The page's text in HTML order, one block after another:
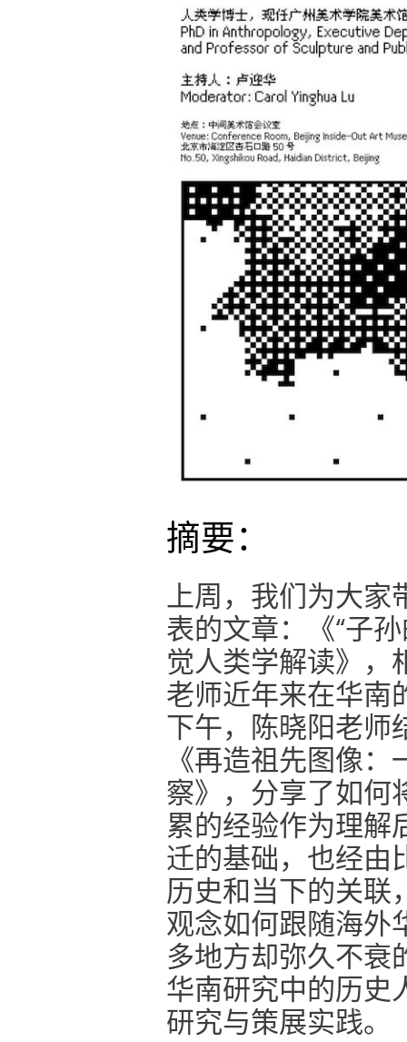
摘要：
上周，我们为大家
表的文章：《“子
觉人类学解读》，
老师近年来在华南
下午，陈晓阳老
《再造祖先图像
察》，分享了如何
累的经验作为理解
迁的基础，也经由
历史和当下的关联
观念如何跟随海外
多地方却弥久不衰
华南研究中的历史
研究与策展实践。